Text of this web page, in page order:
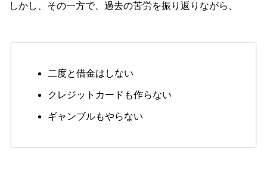
しかし、その一方で、過去の苦労を振り返りながら、
二度と借金はしない
クレジットカードも作らない
ギャンブルもやらない